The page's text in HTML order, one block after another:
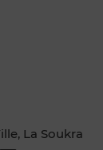
La Soukra